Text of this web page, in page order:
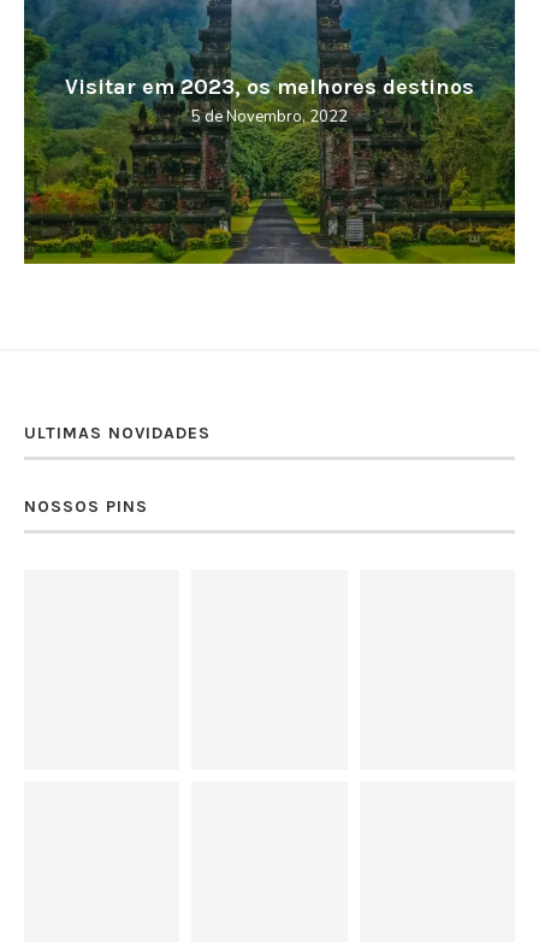
Cabo Verde – Terra da Morabeza
27 de Outubro, 2022
ULTIMAS NOVIDADES
NOSSOS PINS